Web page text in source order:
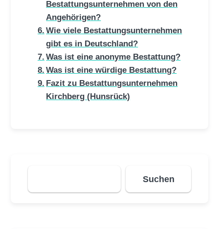
Bestattungsunternehmen von den
Angehörigen?
Wie viele Bestattungsunternehmen
gibt es in Deutschland?
Was ist eine anonyme Bestattung?
Was ist eine würdige Bestattung?
Fazit zu Bestattungsunternehmen
Kirchberg (Hunsrück)
Suchen
Suchen